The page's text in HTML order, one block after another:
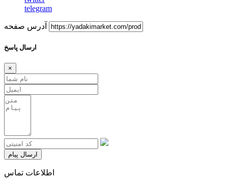
telegram
آدرس صفحه
ارسال پاسخ
×
ارسال پیام
اطلاعات تماس